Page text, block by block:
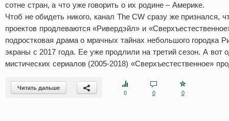
сотне стран, а что уже говорить о их родине – Америке.
Чтоб не обидеть никого, канал The CW сразу же признался,
проектов продлеваются «Ривердэйл» и
подростковая драма о мрачных тайнах небольшого городка
экраны с 2017 года. Ее уже продлили на третий сезон. А вот
мистических сериалов (2005-2018) «Сверхъестественное»
Читать дальше
0
0 0